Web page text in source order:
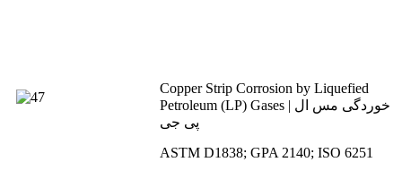
Copper Strip Corrosion by Liquefied
Petroleum (LP) Gases | خوردگی مس ال
پی جی
ASTM D1838; GPA 2140; ISO 6251